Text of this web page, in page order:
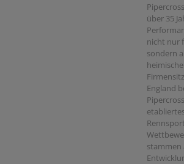
über 35
nicht nur
sondern
England
stammen